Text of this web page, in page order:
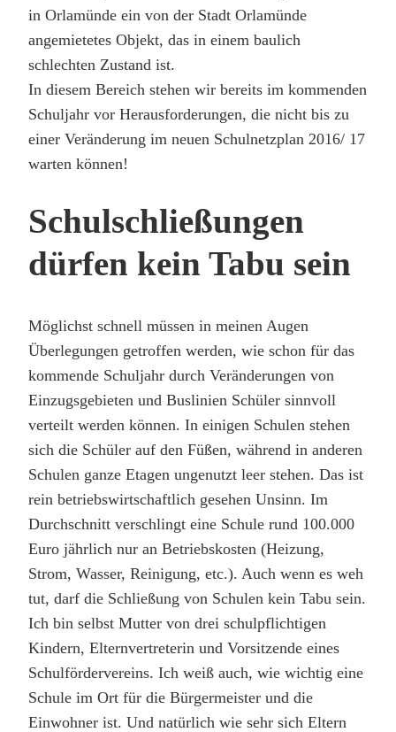
in Orlamünde ein von der Stadt Orlamünde
angemietetes Objekt, das in einem baulich
schlechten Zustand ist.
In diesem Bereich stehen wir bereits im kommenden
Schuljahr vor Herausforderungen, die nicht bis zu
einer Veränderung im neuen Schulnetzplan 2016/ 17
warten können!
Schulschließungen
dürfen kein Tabu sein
Möglichst schnell müssen in meinen Augen
Überlegungen getroffen werden, wie schon für das
kommende Schuljahr durch Veränderungen von
Einzugsgebieten und Buslinien Schüler sinnvoll
verteilt werden können. In einigen Schulen stehen
sich die Schüler auf den Füßen, während in anderen
Schulen ganze Etagen ungenutzt leer stehen. Das ist
rein betriebswirtschaftlich gesehen Unsinn. Im
Durchschnitt verschlingt eine Schule rund 100.000
Euro jährlich nur an Betriebskosten (Heizung,
Strom, Wasser, Reinigung, etc.). Auch wenn es weh
tut, darf die Schließung von Schulen kein Tabu sein.
Ich bin selbst Mutter von drei schulpflichtigen
Kindern, Elternvertreterin und Vorsitzende eines
Schulfördervereins. Ich weiß auch, wie wichtig eine
Schule im Ort für die Bürgermeister und die
Einwohner ist. Und natürlich wie sehr sich Eltern